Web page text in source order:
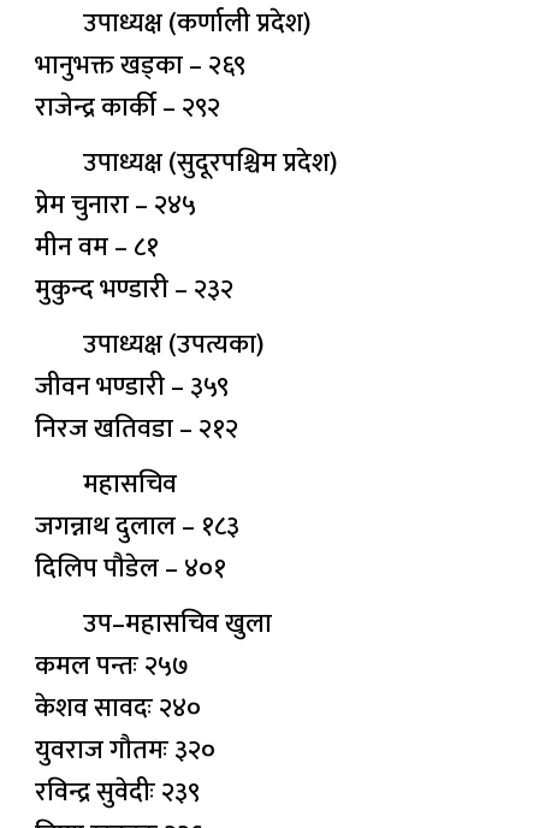
उपाध्यक्ष (कर्णाली प्रदेश)
भानुभक्त खड्का – २६९
राजेन्द्र कार्की – २९२
उपाध्यक्ष (सुदूरपश्चिम प्रदेश)
प्रेम चुनारा – २४५
मीन वम – ८१
मुकुन्द भण्डारी – २३२
उपाध्यक्ष (उपत्यका)
जीवन भण्डारी – ३५९
निरज खतिवडा – २१२
महासचिव
जगन्नाथ दुलाल – १८३
दिलिप पौडेल – ४०१
उप–महासचिव खुला
कमल पन्तः २५७
केशव सावदः २४०
युवराज गौतमः ३२०
रविन्द्र सुवेदीः २३९